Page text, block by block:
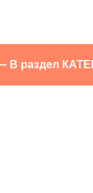
В раздел